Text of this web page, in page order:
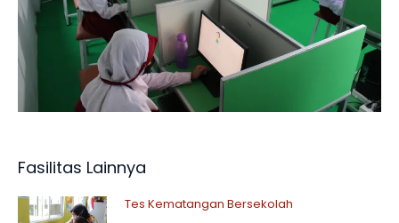
Fasilitas Lainnya
Tes Kematangan Bersekolah